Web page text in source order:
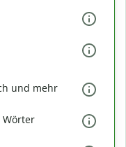
und mehr
Wörter